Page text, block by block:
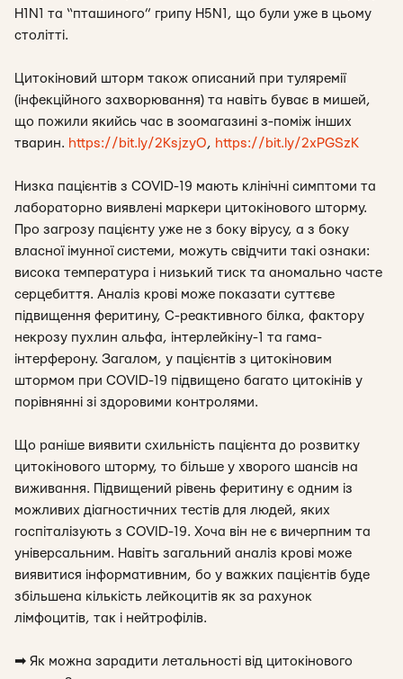
H1N1 та “пташиного” грипу H5N1, що були уже в цьому
столітті.
Цитокіновий шторм також описаний при туляремії
(інфекційного захворювання) та навіть буває в мишей,
що пожили якийсь час в зоомагазині з-поміж інших
тварин. https://bit.ly/2KsjzyO, https://bit.ly/2xPGSzK
Низка пацієнтів з COVID-19 мають клінічні симптоми та
лабораторно виявлені маркери цитокінового шторму.
Про загрозу пацієнту уже не з боку вірусу, а з боку
власної імунної системи, можуть свідчити такі ознаки:
висока температура і низький тиск та аномально часте
серцебиття. Аналіз крові може показати суттєве
підвищення феритину, С-реактивного білка, фактору
некрозу пухлин альфа, інтерлейкіну-1 та гама-
інтерферону. Загалом, у пацієнтів з цитокіновим
штормом при COVID-19 підвищено багато цитокінів у
порівнянні зі здоровими контролями.
Що раніше виявити схильність пацієнта до розвитку
цитокінового шторму, то більше у хворого шансів на
виживання. Підвищений рівень феритину є одним із
можливих діагностичних тестів для людей, яких
госпіталізують з COVID-19. Хоча він не є вичерпним та
універсальним. Навіть загальний аналіз крові може
виявитися інформативним, бо у важких пацієнтів буде
збільшена кількість лейкоцитів як за рахунок
лімфоцитів, так і нейтрофілів.
➡ Як можна зарадити летальності від цитокінового